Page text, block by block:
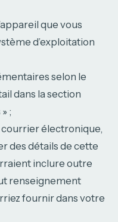
que vous
d’exploitation
selon le
dans la section
;
courrier électronique,
des détails de cette
inclure outre
renseignement
fournir dans votre